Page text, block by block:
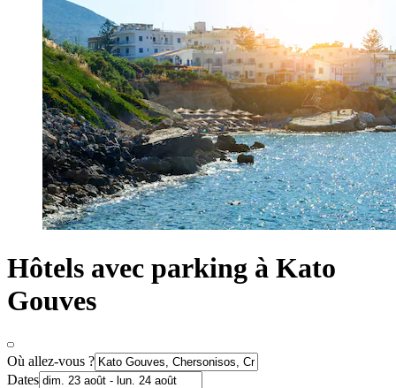
Hôtels avec parking à Kato
Gouves
Où allez-vous ?
Dates